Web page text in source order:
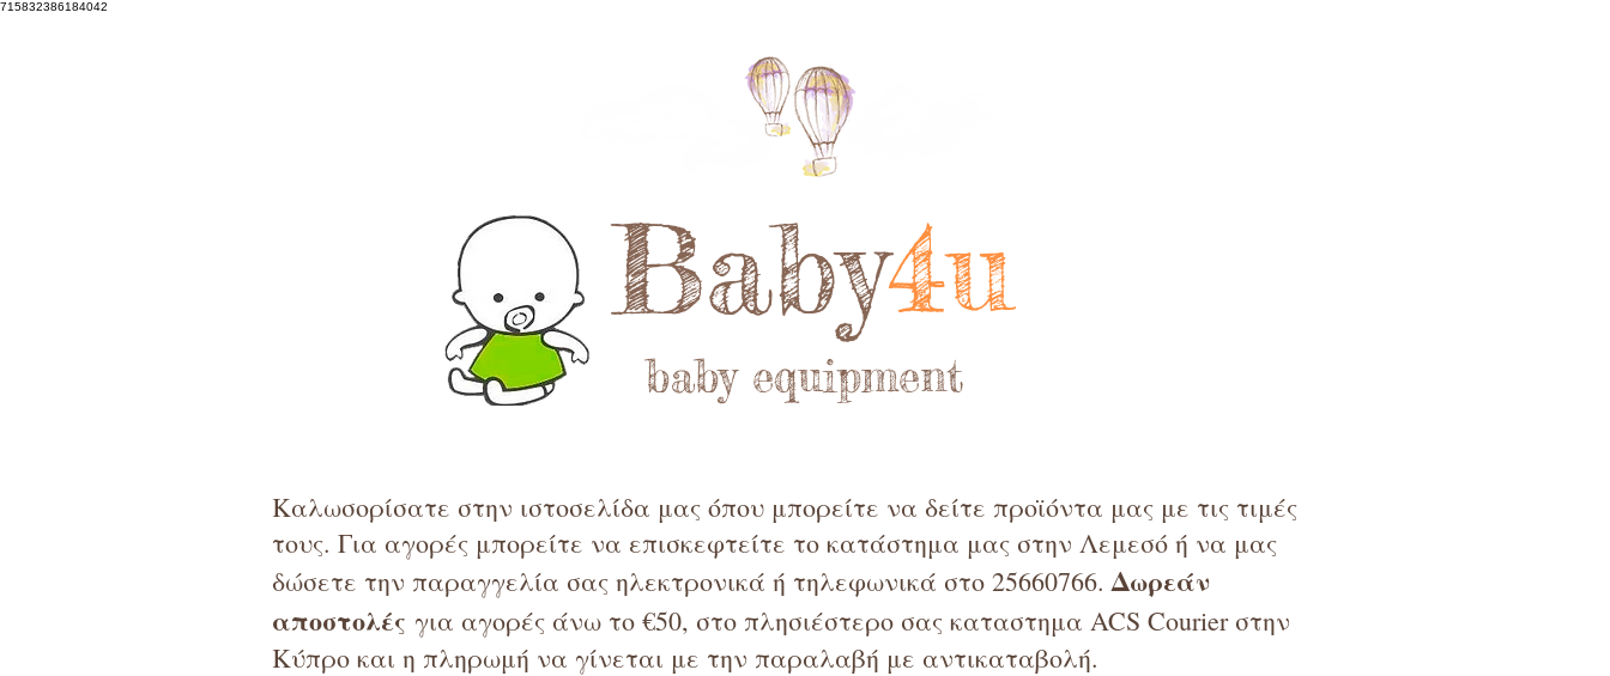
715832386184042
Baby4u
baby equipment
Καλωσορίσατε στην ιστοσελίδα μας όπου μπορείτε να δείτε προϊόντα μας με τις τιμές
τους. Για αγορές μπορείτε να επισκεφτείτε το κατάστημα μας στην Λεμεσό ή να μας
δώσετε την παραγγελία σας ηλεκτρονικά ή τηλεφωνικά στο 25660766.Δωρεάν
αποστολές για αγορές άνω το €50, στο πλησιέστερο σας καταστημα ACS Courier στην
Κύπρο και η πληρωμή να γίνεται με την παραλαβή με αντικαταβολή.